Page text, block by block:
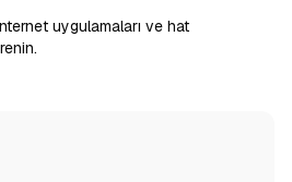
uygulamaları ve hat